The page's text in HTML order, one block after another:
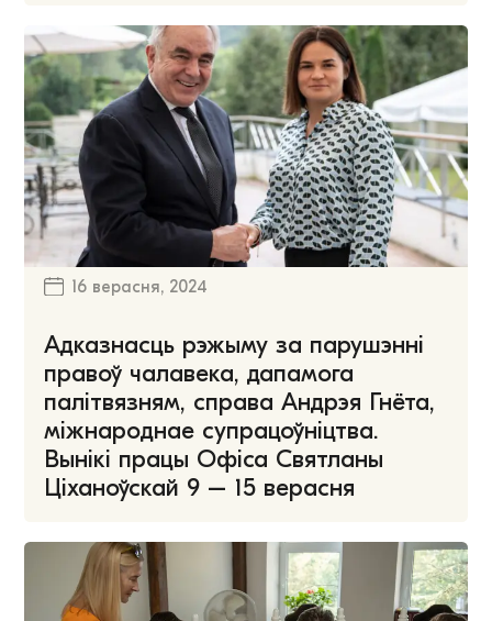
16 верасня, 2024
Адказнасць рэжыму за парушэнні
правоў чалавека, дапамога
палітвязням, справа Андрэя Гнёта,
міжнароднае супрацоўніцтва.
Вынікі працы Офіса Святланы
Ціханоўскай 9 – 15 верасня